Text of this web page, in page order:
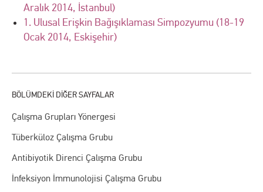
Çalışma Grupları Yönergesi
Tüberküloz Çalışma Grubu
Antibiyotik Direnci Çalışma Grubu
İnfeksiyon İmmunolojisi Çalışma Grubu
Aralık 2014, İstanbul)
1. Ulusal Erişkin Bağışıklaması Simpozyumu (18-19
Ocak 2014, Eskişehir)